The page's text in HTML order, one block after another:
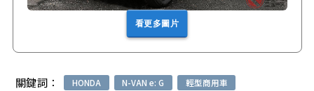
看更多圖片
關鍵詞： HONDA N-VAN e: G 輕型商用車